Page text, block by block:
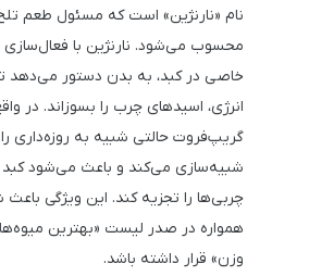
نام «نارنژین» است که مسئول طعم
محسوب می‌شود. نارنژین با فعال‌سازی
خاصی در کبد، به بدن دستور می‌دهد
انرژی، اسیدهای چرب را بسوزاند. در
گریپ‌فروت حالتی شبیه به روزه‌داری
شبیه‌سازی می‌کند و باعث می‌شود کبد
چربی‌ها را تجزیه کند. این ویژگی
همواره در صدر لیست «بهترین
وزن» قرار داشته باشد.